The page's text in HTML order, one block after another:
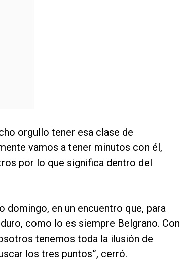
orgullo tener esa clase de
vamos a tener minutos con él,
por lo que significa dentro del
domingo, en un encuentro que, para
como lo es siempre Belgrano. Con
tenemos toda la ilusión de
los tres puntos”, cerró.